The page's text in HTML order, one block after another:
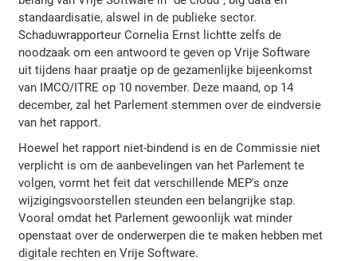
standaardisatie, alswel in de publieke sector.
Schaduwrapporteur Cornelia Ernst lichtte zelfs de
noodzaak om een antwoord te geven op Vrije Software
uit tijdens haar praatje op de gezamenlijke bijeenkomst
van IMCO/ITRE op 10 november. Deze maand, op 14
december, zal het Parlement stemmen over de eindversie
van het rapport.
Hoewel het rapport niet-bindend is en de Commissie niet
verplicht is om de aanbevelingen van het Parlement te
volgen, vormt het feit dat verschillende MEP's onze
wijzigingsvoorstellen steunden een belangrijke stap.
Vooral omdat het Parlement gewoonlijk wat minder
openstaat over de onderwerpen die te maken hebben met
digitale rechten en Vrije Software.